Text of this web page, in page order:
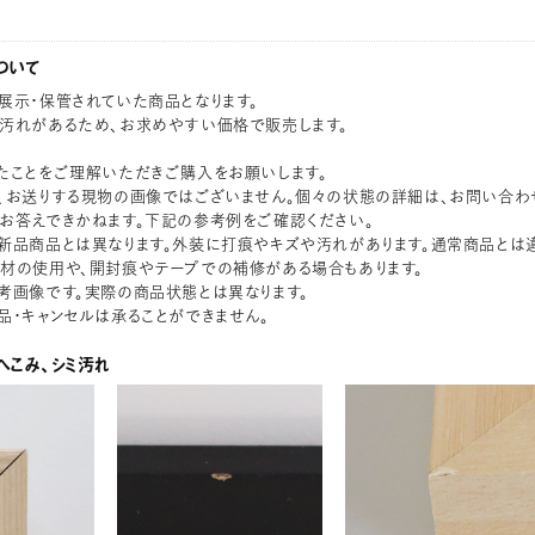
いて
示・保管されていた商品となります。
れがあるため、お求めやすい価格で販売します。
ことをご理解いただきご購入をお願いします。
お送りする現物の画像ではございません。個々の状態の詳細は、お問い合
答えできかねます。下記の参考例をご確認ください。
品商品とは異なります。外装に打痕やキズや汚れがあります。通常商品とは
の使用や、開封痕やテープでの補修がある場合もあります。
画像です。実際の商品状態とは異なります。
キャンセルは承ることができません。
こみ、シミ汚れ